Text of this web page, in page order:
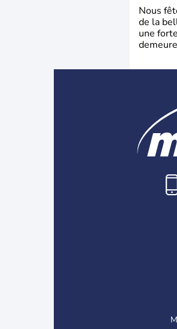
Nous
de la
une